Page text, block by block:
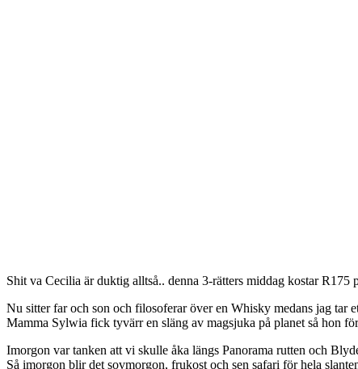
Shit va Cecilia är duktig alltså.. denna 3-rätters middag kostar R175
Nu sitter far och son och filosoferar över en Whisky medans jag tar
Mamma Sylwia fick tyvärr en släng av magsjuka på planet så hon
Imorgon var tanken att vi skulle åka längs Panorama rutten och
Så imorgon blir det sovmorgon, frukost och sen safari för hela